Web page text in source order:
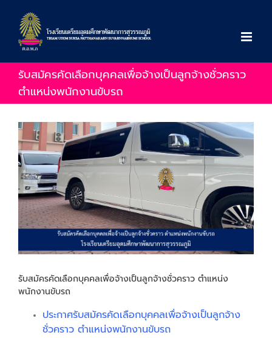
content
รับสมัครคัดเลือกบุคคลเพื่อจ้างเป็นลูกจ้างชั่วคราว
ตำแหน่งพนักงานขับรถ
View
Larger
Image
รับสมัครคัดเลือกบุคคลเพื่อจ้างเป็นลูกจ้างชั่วคราว ตำแหน่ง
พนักงานขับรถ
ประกาศรับสมัครคัดเลือกบุคคลเพื่อจ้างเป็นลูกจ้าง
ชั่วคราว ตำแหน่งพนักงานขับรถ